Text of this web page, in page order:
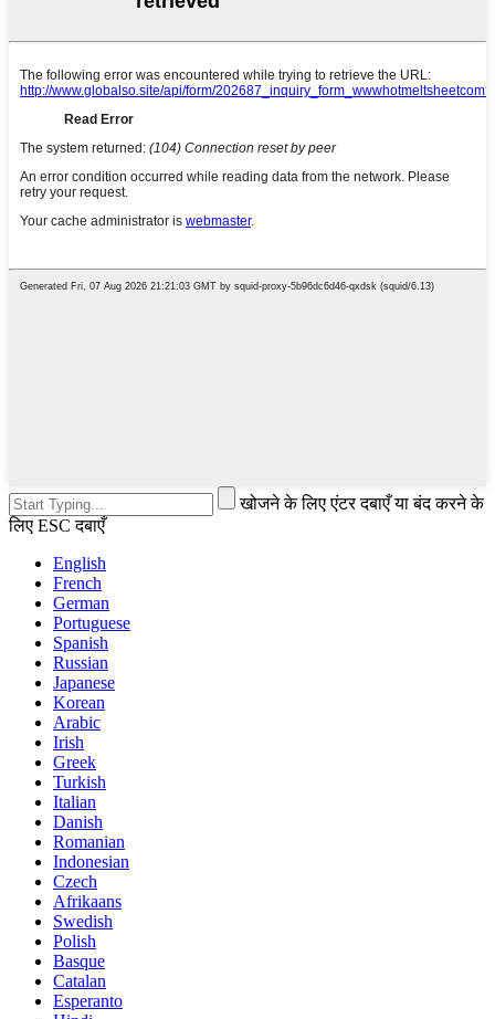
खोजने के लिए एंटर दबाएँ या बंद करने के
लिए ESC दबाएँ
English
French
German
Portuguese
Spanish
Russian
Japanese
Korean
Arabic
Irish
Greek
Turkish
Italian
Danish
Romanian
Indonesian
Czech
Afrikaans
Swedish
Polish
Basque
Catalan
Esperanto